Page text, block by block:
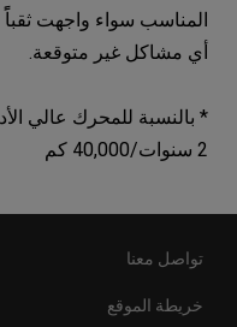
المناسب سواء واجهت ثقباًً
أي مشاكل غير متوقعة.
* بالنسبة للمحرك عالي
2 سنوات/40,000 كم
تواصل معنا
خريطة الموقع